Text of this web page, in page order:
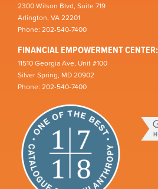
2300 Wilson Blvd, Suite 719
Arlington, VA 22201
Phone: 202-540-7400
FINANCIAL EMPOWERMENT CENTER:
11510 Georgia Ave, Unit #100
Silver Spring, MD 20902
Phone: 202-540-7400